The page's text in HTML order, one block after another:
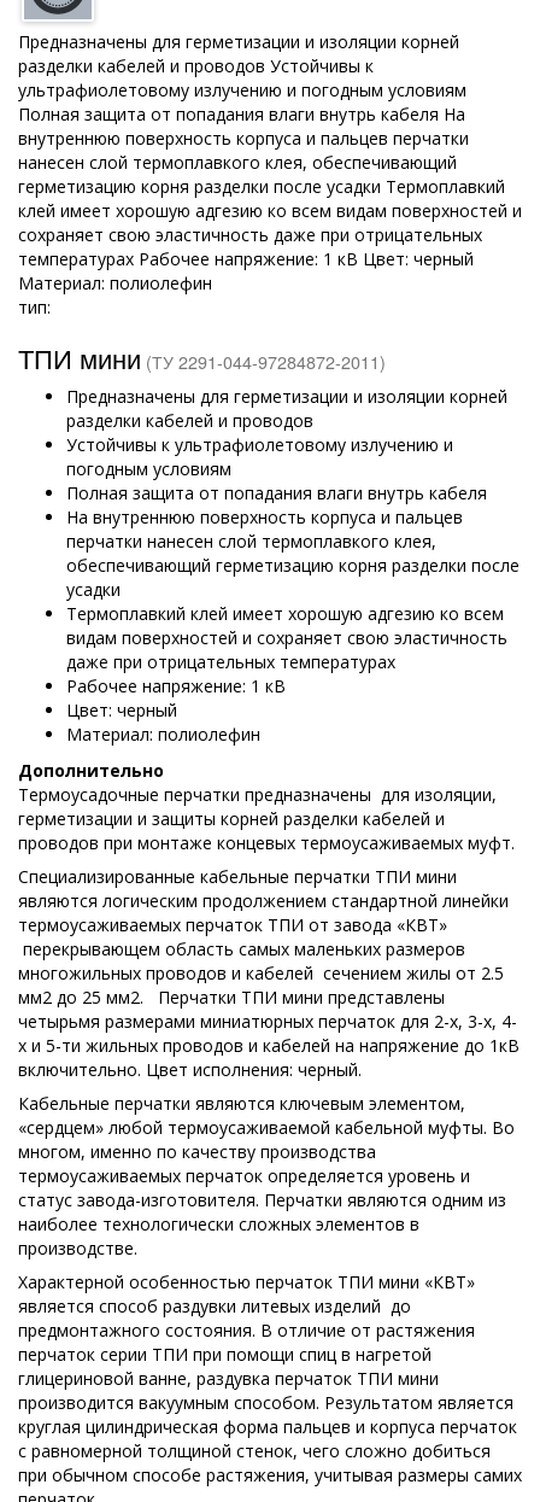
Предназначены для герметизации и изоляции корней
разделки кабелей и проводов Устойчивы к
ультрафиолетовому излучению и погодным условиям
Полная защита от попадания влаги внутрь кабеля На
внутреннюю поверхность корпуса и пальцев перчатки
нанесен слой термоплавкого клея, обеспечивающий
герметизацию корня разделки после усадки Термоплавкий
клей имеет хорошую адгезию ко всем видам поверхностей и
сохраняет свою эластичность даже при отрицательных
температурах Рабочее напряжение: 1 кВ Цвет: черный
Материал: полиолефин
тип:
ТПИ мини (ТУ 2291-044-97284872-2011)
Предназначены для герметизации и изоляции корней
разделки кабелей и проводов
Устойчивы к ультрафиолетовому излучению и
погодным условиям
Полная защита от попадания влаги внутрь кабеля
На внутреннюю поверхность корпуса и пальцев
перчатки нанесен слой термоплавкого клея,
обеспечивающий герметизацию корня разделки после
усадки
Термоплавкий клей имеет хорошую адгезию ко всем
видам поверхностей и сохраняет свою эластичность
даже при отрицательных температурах
Рабочее напряжение: 1 кВ
Цвет: черный
Материал: полиолефин
Дополнительно
Термоусадочные перчатки предназначены для изоляции,
герметизации и защиты корней разделки кабелей и
проводов при монтаже концевых термоусаживаемых муфт.
Специализированные кабельные перчатки ТПИ мини
являются логическим продолжением стандартной линейки
термоусаживаемых перчаток ТПИ от завода «КВТ»
перекрывающем область самых маленьких размеров
многожильных проводов и кабелей сечением жилы от 2.5
мм2 до 25 мм2. Перчатки ТПИ мини представлены
четырьмя размерами миниатюрных перчаток для 2-х, 3-х, 4-
х и 5-ти жильных проводов и кабелей на напряжение до 1кВ
включительно. Цвет исполнения: черный.
Кабельные перчатки являются ключевым элементом,
«сердцем» любой термоусаживаемой кабельной муфты. Во
многом, именно по качеству производства
термоусаживаемых перчаток определяется уровень и
статус завода-изготовителя. Перчатки являются одним из
наиболее технологически сложных элементов в
производстве.
Характерной особенностью перчаток ТПИ мини «КВТ»
является способ раздувки литевых изделий до
предмонтажного состояния. В отличие от растяжения
перчаток серии ТПИ при помощи спиц в нагретой
глицериновой ванне, раздувка перчаток ТПИ мини
производится вакуумным способом. Результатом является
круглая цилиндрическая форма пальцев и корпуса перчаток
с равномерной толщиной стенок, чего сложно добиться
при обычном способе растяжения, учитывая размеры самих